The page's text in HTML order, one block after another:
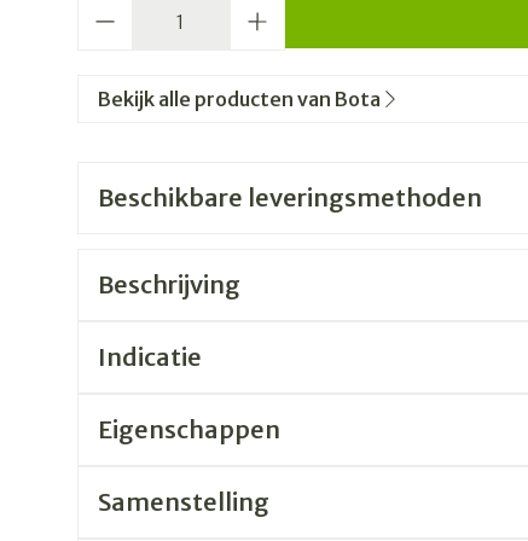
Bekijk alle producten van Bota
Beschikbare leveringsmethoden
Beschrijving
Indicatie
Eigenschappen
Samenstelling